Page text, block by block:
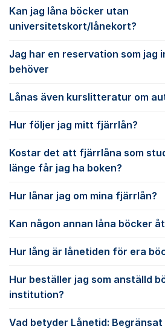
Kan jag låna böcker utan
universitetskort/lånekort?
Jag har en reservation som jag
behöver
Lånas även kurslitteratur om
Hur följer jag mitt fjärrlån?
Kostar det att fjärrlåna som
länge får jag ha boken?
Hur lånar jag om mina fjärrlån?
Kan någon annan låna böcker
Hur lång är lånetiden för era
Hur beställer jag som anställd
institution?
Vad betyder Lånetid: Begränsat